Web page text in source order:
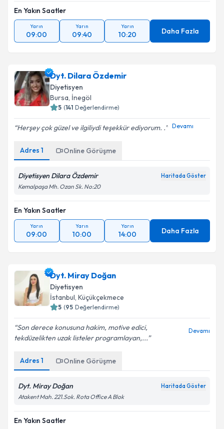
En Yakın Saatler
Yarın
09:00
Yarın
09:40
Yarın
10:20 Daha Fazla
Dyt. Dilara Özdemir
Diyetisyen
Bursa İnegöl
5 (141 Değerlendirme)
Herşey çok güzel ve ilgiliydi teşekkür ediyorum. . Devamı
Adres 1 Online Görüşme
Diyetisyen Dilara Özdemir Haritada Göster
Kemalpaşa Mh. Ozan Sk. No:20
En Yakın Saatler
Yarın
09:00
Yarın
10:00
Yarın
14:00 Daha Fazla
Dyt. Miray Doğan
Diyetisyen
İstanbul Küçükçekmece
5 (95 Değerlendirme)
Son derece konusuna hakim, motive edici,
tekdüzelikten uzak listeler programlayan,...
Devamı
Adres 1 Online Görüşme
Dyt. Miray Doğan Haritada Göster
Atakent Mah. 221.Sok. Rota Office A Blok
En Yakın Saatler